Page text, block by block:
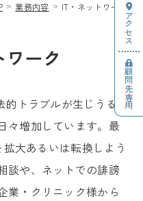
業務内容 IT・ネットワーク
ーク
トラブルが生じうる
々増加しています。最
大あるいは転換しよう
談や、ネットでの誹謗
業・クリニック様から
アクセス
顧問先専用